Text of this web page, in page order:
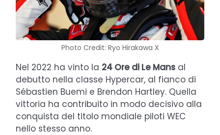
Photo Credit: Ryo Hirakawa X
Nel 2022 ha vinto la 24 Ore di Le Mans al
debutto nella classe Hypercar, al fianco di
Sébastien Buemi e Brendon Hartley. Quella
vittoria ha contribuito in modo decisivo alla
conquista del titolo mondiale piloti WEC
nello stesso anno.